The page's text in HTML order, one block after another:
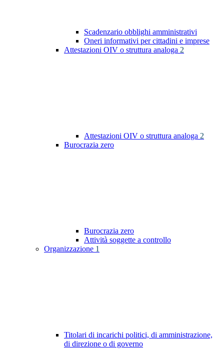
Scadenzario obblighi amministrativi
Oneri informativi per cittadini e imprese
Attestazioni OIV o struttura analoga 2
Attestazioni OIV o struttura analoga 2
Burocrazia zero
Burocrazia zero
Attività soggette a controllo
Organizzazione 1
Titolari di incarichi politici, di amministrazione,
di direzione o di governo